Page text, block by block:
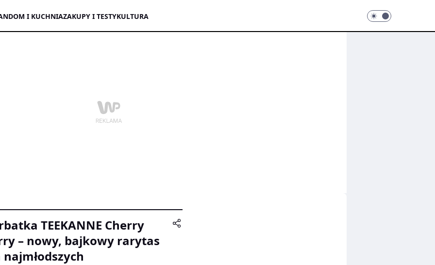
DOM I KUCHNIAZAKUPY I TESTYKULTURA
TEEKANNE Cherry
– nowy, bajkowy rarytas
najmłodszych